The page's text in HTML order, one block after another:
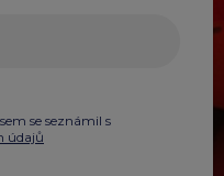
se seznámil s
údajů